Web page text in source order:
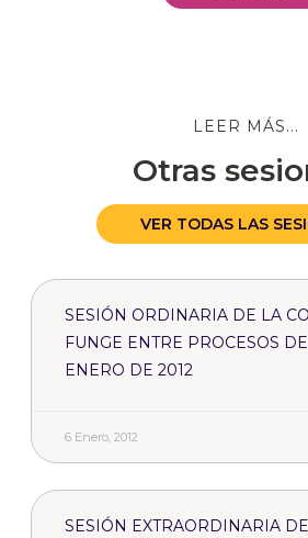
LEER MÁS...
Otras
VER TODAS LAS
SESIÓN ORDINARIA DE LA
FUNGE ENTRE PROCESOS
ENERO DE 2012
6 Enero, 2012
SESIÓN EXTRAORDINARIA